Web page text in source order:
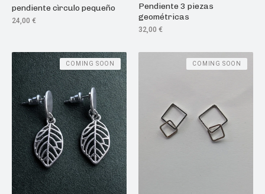
pendiente cìrculo pequeño
24,00 €
Pendiente 3 piezas
geométricas
32,00 €
COMING SOON COMING SOON